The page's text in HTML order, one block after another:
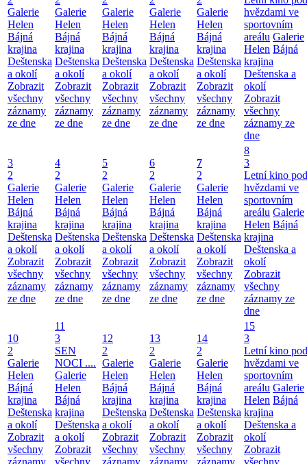
Galerie
Helen
Bájná
krajina
Deštenska
a okolí
Zobrazit
všechny
záznamy
ze dne
Galerie
Helen
Bájná
krajina
Deštenska
a okolí
Zobrazit
všechny
záznamy
ze dne
Galerie
Helen
Bájná
krajina
Deštenska
a okolí
Zobrazit
všechny
záznamy
ze dne
Galerie
Helen
Bájná
krajina
Deštenska
a okolí
Zobrazit
všechny
záznamy
ze dne
Galerie
Helen
Bájná
krajina
Deštenska
a okolí
Zobrazit
všechny
záznamy
ze dne
hvězdami ve
sportovním
areálu Galerie
Helen Bájná
krajina
Deštenska a
okolí
Zobrazit
všechny
záznamy ze
dne
3
2
Galerie
Helen
Bájná
krajina
Deštenska
a okolí
Zobrazit
všechny
záznamy
ze dne
4
2
Galerie
Helen
Bájná
krajina
Deštenska
a okolí
Zobrazit
všechny
záznamy
ze dne
5
2
Galerie
Helen
Bájná
krajina
Deštenska
a okolí
Zobrazit
všechny
záznamy
ze dne
6
2
Galerie
Helen
Bájná
krajina
Deštenska
a okolí
Zobrazit
všechny
záznamy
ze dne
7
2
Galerie
Helen
Bájná
krajina
Deštenska
a okolí
Zobrazit
všechny
záznamy
ze dne
8
3
Letní kino pod
hvězdami ve
sportovním
areálu Galerie
Helen Bájná
krajina
Deštenska a
okolí
Zobrazit
všechny
záznamy ze
dne
10
2
Galerie
Helen
Bájná
krajina
Deštenska
a okolí
Zobrazit
všechny
11
3
SEN
NOCI ....
Galerie
Helen
Bájná
krajina
Deštenska
a okolí
Zobrazit
12
2
Galerie
Helen
Bájná
krajina
Deštenska
a okolí
Zobrazit
všechny
13
2
Galerie
Helen
Bájná
krajina
Deštenska
a okolí
Zobrazit
všechny
14
2
Galerie
Helen
Bájná
krajina
Deštenska
a okolí
Zobrazit
všechny
15
3
Letní kino pod
hvězdami ve
sportovním
areálu Galerie
Helen Bájná
krajina
Deštenska a
okolí
Zobrazit